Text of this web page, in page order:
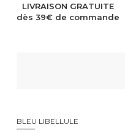
LIVRAISON GRATUITE
dès 39€ de commande
BLEU LIBELLULE